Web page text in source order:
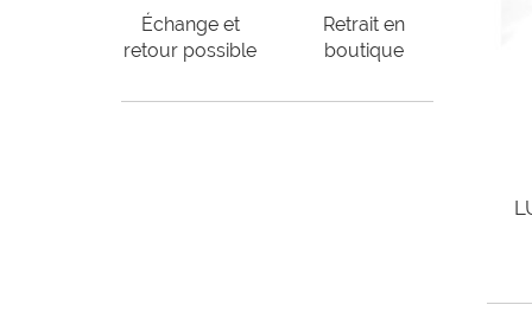
Échange et
retour possible
Retrait en
boutique